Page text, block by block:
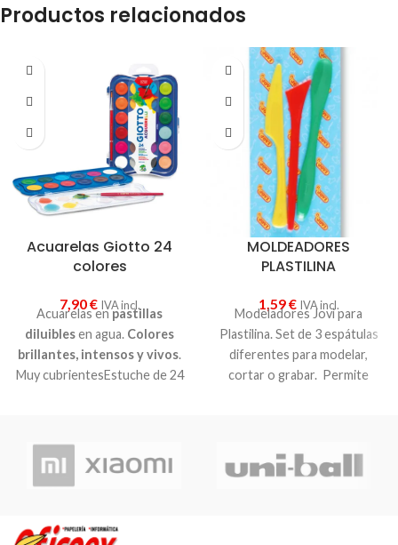
Productos relacionados
Acuarelas Giotto 24
colores
7,90€ IVA incl.
Acuarelas enpastillas
diluiblesen agua. Colores
brillantes, intensos y vivos.
Muy cubrientesEstuche de 24
MOLDEADORES
PLASTILINA
1,59€ IVA incl.
Modeladores Jovi para
Plastilina. Set de 3 espátulas
diferentes para modelar,
cortar o grabar. Permite